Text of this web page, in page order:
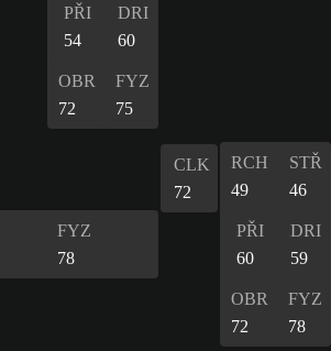
PŘI
54
DRI
60
OBR
72
FYZ
75
FYZ
78
CLK
72
RCH
49
STŘ
46
PŘI
60
DRI
59
OBR
72
FYZ
78